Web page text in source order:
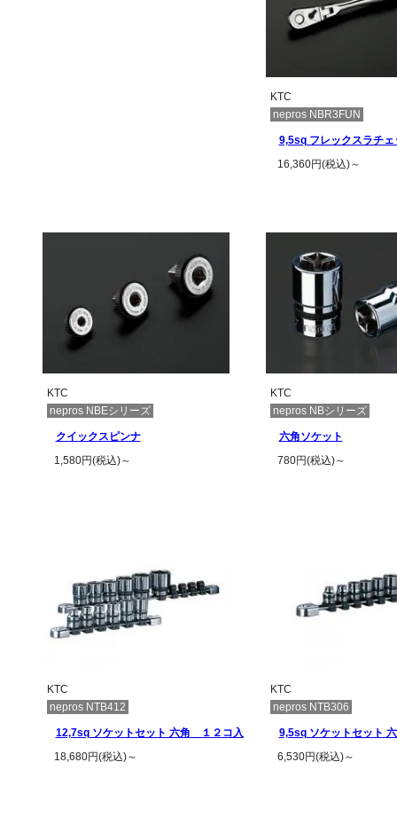
KTC
nepros NBR3FUN
9,5sq フレックスラチェ
16,360円(税込)～
KTC
nepros NBEシリーズ
クイックスピンナ
1,580円(税込)～
KTC
nepros NBシリーズ
六角ソケット
780円(税込)～
KTC
nepros NTB412
12,7sq ソケットセット 六角 １２コ入
18,680円(税込)～
KTC
nepros NTB306
9,5sq ソケットセット
6,530円(税込)～